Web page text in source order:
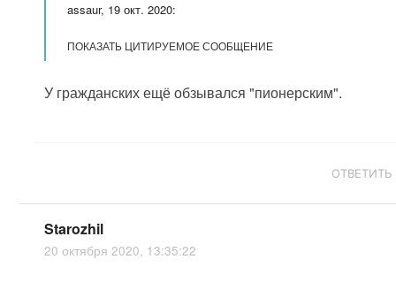
assaur, 19 окт. 2020:
ПОКАЗАТЬ ЦИТИРУЕМОЕ СООБЩЕНИЕ
У гражданских ещё обзывался "пионерским".
ОТВЕТИТЬ
Starozhil
20 октября 2020, 13:35:22